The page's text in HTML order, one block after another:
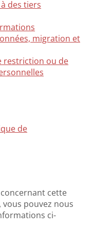
des tiers
migration et
restriction ou de
de
cette
pouvez nous
ci-